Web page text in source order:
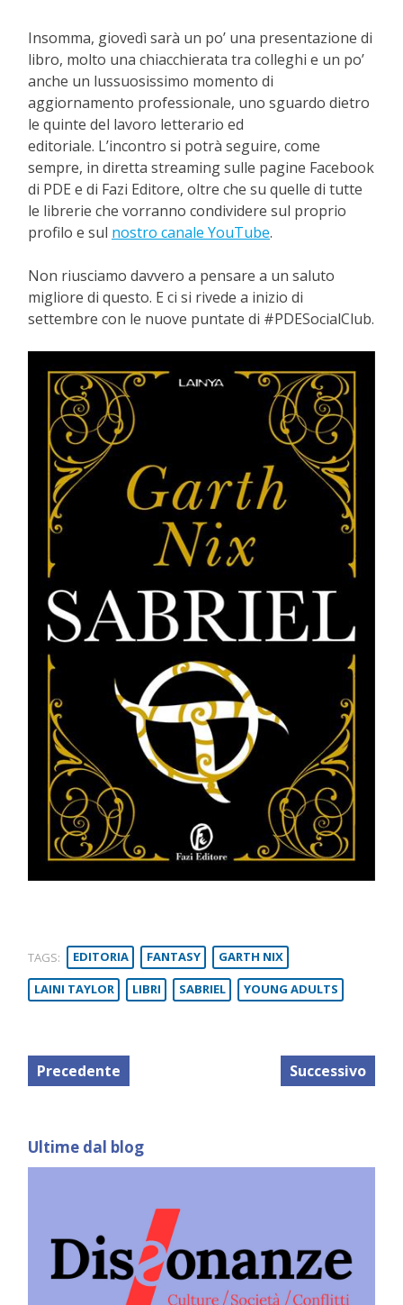
Insomma, giovedì sarà un po’ una presentazione di
libro, molto una chiacchierata tra colleghi e un po’
anche un lussuosissimo momento di
aggiornamento professionale, uno sguardo dietro
le quinte del lavoro letterario ed
editoriale. L’incontro si potrà seguire, come
sempre, in diretta streaming sulle pagine Facebook
di PDE e di Fazi Editore, oltre che su quelle di tutte
le librerie che vorranno condividere sul proprio
profilo e sul nostro canale YouTube.
Non riusciamo davvero a pensare a un saluto
migliore di questo. E ci si rivede a inizio di
settembre con le nuove puntate di #PDESocialClub.
TAGS: EDITORIA FANTASY
GARTH NIX
LAINI TAYLOR
LIBRI SABRIEL YOUNG ADULTS
Precedente Successivo
Ultime dal blog